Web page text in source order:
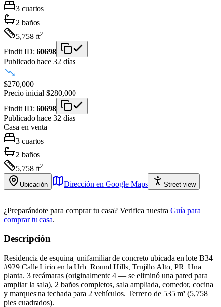
3 cuartos
2 baños
5,758 ft2
Findit ID: 60698
Publicado hace 32 días
$270,000
Precio inicial $280,000
Findit ID: 60698
Publicado hace 32 días
Casa en venta
3 cuartos
2 baños
5,758 ft2
Ubicación Dirección en Google Maps Street view
¿Preparándote para comprar tu casa? Verifica nuestra Guía para
comprar tu casa.
Descripción
Residencia de esquina, unifamiliar de concreto ubicada en lote B34
#929 Calle Lirio en la Urb. Round Hills, Trujillo Alto, PR. Una
planta. 3 recámaras (originalmente 4 — se eliminó una pared para
ampliar la sala), 2 baños completos, sala ampliada, comedor, cocina
y marquesina techada para 2 vehículos. Terreno de 535 m² (5,758
pies cuadrados).